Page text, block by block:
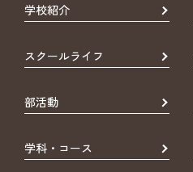
学校紹介
スクールライフ
部活動
学科・コース